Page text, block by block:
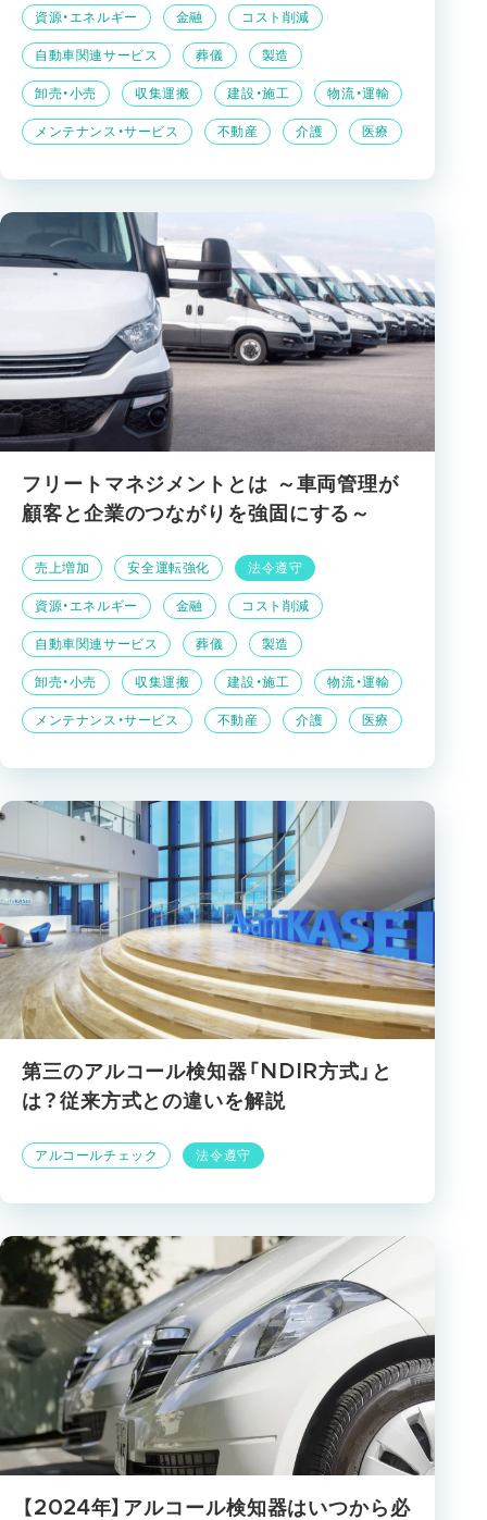
メンテナンス・サービス 不動産 介護 医療
卸売・小売 収集運搬 建設・施工 物流・運輸
自動車関連サービス 葬儀 製造
資源・エネルギー 金融 コスト削減
フリートマネジメントとは ～車両管理が
顧客と企業のつながりを強固にする～
メンテナンス・サービス 不動産 介護 医療
卸売・小売 収集運搬 建設・施工 物流・運輸
自動車関連サービス 葬儀 製造
資源・エネルギー 金融 コスト削減
売上増加 安全運転強化 法令遵守
第三のアルコール検知器「NDIR方式」と
は？従来方式との違いを解説
アルコールチェック 法令遵守
【2024年】アルコール検知器はいつから必